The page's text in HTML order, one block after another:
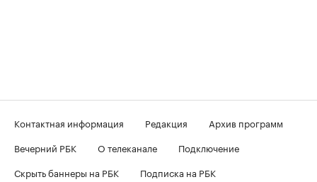
Контактная информация Редакция
Архив программ
Вечерний РБК
О телеканале
Подключение
Скрыть баннеры на РБК
Подписка на РБК